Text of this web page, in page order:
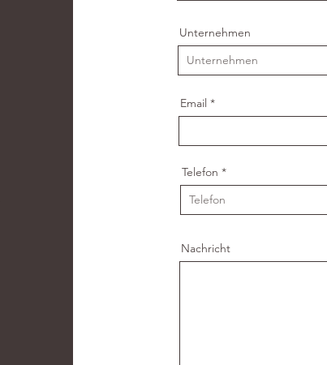
Unternehmen
Email
Telefon
Nachricht